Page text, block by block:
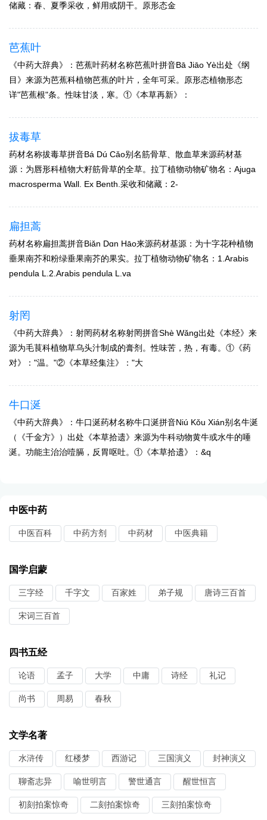
储藏：春、夏季采收，鲜用或阴干。原形态金
芭蕉叶
《中药大辞典》：芭蕉叶药材名称芭蕉叶拼音Bā Jiāo Yè出处《纲
目》来源为芭蕉科植物芭蕉的叶片，全年可采。原形态植物形态
详"芭蕉根"条。性味甘淡，寒。①《本草再新》：
拔毒草
药材名称拔毒草拼音Bá Dú Cǎo别名筋骨草、散血草来源药材基
源：为唇形科植物大籽筋骨草的全草。拉丁植物动物矿物名：Ajuga
macrosperma Wall. Ex Benth.采收和储藏：2-
扁担蒿
药材名称扁担蒿拼音Biǎn Dɑn Hāo来源药材基源：为十字花种植物
垂果南芥和粉绿垂果南芥的果实。拉丁植物动物矿物名：1.Arabis
pendula L.2.Arabis pendula L.va
射罔
《中药大辞典》：射罔药材名称射罔拼音Shè Wǎnɡ出处《本经》来
源为毛茛科植物草乌头汁制成的膏剂。性味苦，热，有毒。①《药
对》："温。"②《本草经集注》："大
牛口涎
《中药大辞典》：牛口涎药材名称牛口涎拼音Niú Kǒu Xián别名牛涎
（《千金方》）出处《本草拾遗》来源为牛科动物黄牛或水牛的唾
涎。功能主治治噎膈，反胃呕吐。①《本草拾遗》：&q
中医中药
中医百科 中药方剂 中药材 中医典籍
国学启蒙
三字经 千字文 百家姓 弟子规 唐诗三百首
宋词三百首
四书五经
论语 孟子 大学 中庸 诗经 礼记
尚书 周易 春秋
文学名著
水浒传 红楼梦 西游记 三国演义 封神演义
聊斋志异 喻世明言 警世通言 醒世恒言
初刻拍案惊奇 二刻拍案惊奇 三刻拍案惊奇